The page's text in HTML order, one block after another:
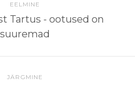
EELMINE
Tartus - ootused on
suuremad
JÄRGMINE